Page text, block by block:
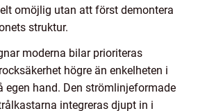
omöjlig utan att först demontera
struktur.
moderna bilar prioriteras
högre än enkelheten i
egen hand. Den strömlinjeformade
integreras djupt in i